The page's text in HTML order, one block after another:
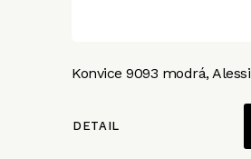
Konvice 9093 modrá, Alessi
DETAIL